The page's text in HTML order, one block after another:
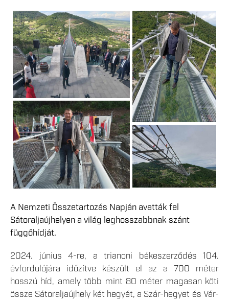
A Nemzeti Összetartozás Napján avatták fel
Sátoraljaújhelyen a világ leghosszabbnak szánt
függőhídját.
2024. június 4-re, a trianoni békeszerződés 104.
évfordulójára időzítve készült el az a 700 méter
hosszú híd, amely több mint 80 méter magasan köti
össze Sátoraljaújhely két hegyét, a Szár-hegyet és Vár-